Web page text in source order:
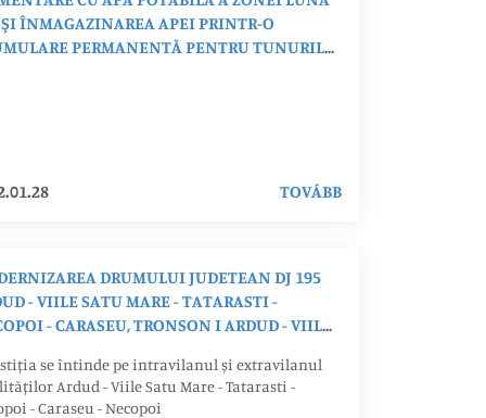
ŞI ÎNMAGAZINAREA APEI PRINTR-O
PERMANENTĂ PENTRU TUNURILE
TOVÁBB
DRUMULUI JUDETEAN DJ 195
- VIILE SATU MARE - TATARASTI -
- CARASEU, TRONSON I ARDUD - VIILE
- CARASEU KM 17+460 - 23+810,
SATU MARE
se întinde pe intravilanul și extravilanul
Ardud - Viile Satu Mare - Tatarasti -
- Caraseu - Necopoi